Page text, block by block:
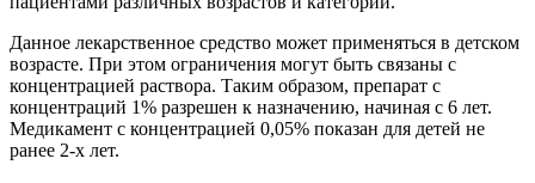
Данное лекарственное средство может применяться в детском
возрасте. При этом ограничения могут быть связаны с
концентрацией раствора. Таким образом, препарат с
концентраций 1% разрешен к назначению, начиная с 6 лет.
Медикамент с концентрацией 0,05% показан для детей не
ранее 2-х лет.